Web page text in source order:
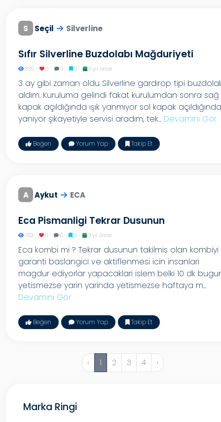
S Seçil Silverline
Sıfır Silverline Buzdolabı Mağduriyeti
835 0 0 0 3 yıl önce
3 ay gibi zaman oldu Silverline gardırop tipi
aldım. Kuruluma gelindi fakat kurulumdan sonra sağ
kapak açıldığında ışık yanmıyor sol kapak açıldığında
yanıyor şikayetiyle servisi aradım, tek... Devamını Gör
Beğen Yorum Yap Takip Et
A Aykut ECA
Eca Pismanligi Tekrar Dusunun
753 0 0 0 3 yıl önce
Eca kombi mi ? Tekrar dusunun takilmis olan kombiyi
garanti baslangici ve aktiflenmesi icin insanlari
magdur ediyorlar yapacaklari islem belki 10 dk
yetismezse yarin yarinda yetismezse haftaya m...
Devamını Gör
Beğen Yorum Yap Takip Et
‹ 1 2 3 4 ›
Marka Ringi